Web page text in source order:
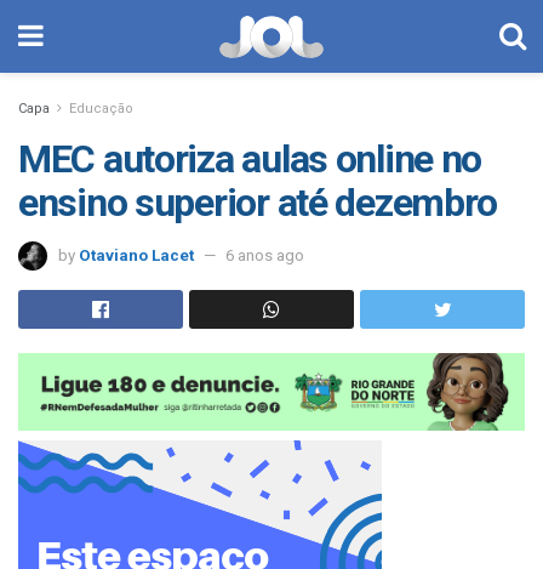
Capa Educação
MEC autoriza aulas online no
ensino superior até dezembro
by Otaviano Lacet 6 anos ago